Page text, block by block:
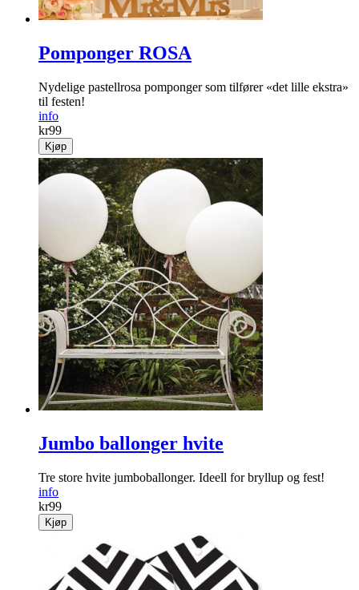
Pomponger ROSA
Nydelige pastellrosa pomponger som tilfører «det lille ekstra»
til festen!
info
kr99
Kjøp
Jumbo ballonger hvite
Tre store hvite jumboballonger. Ideell for bryllup og fest!
info
kr99
Kjøp